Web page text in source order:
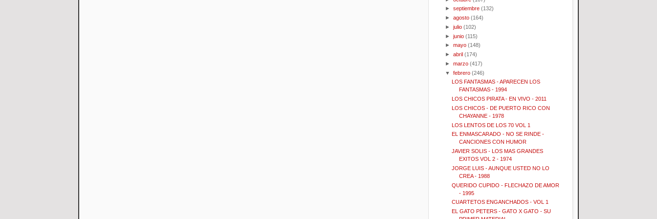
►septiembre (132)
►agosto (164)
►julio (102)
►junio (115)
►mayo (148)
►abril (174)
►marzo (417)
▼febrero (246)
LOS FANTASMAS - APARECEN LOS
FANTASMAS - 1994
LOS CHICOS PIRATA - EN VIVO - 2011
LOS CHICOS - DE PUERTO RICO CON
CHAYANNE - 1978
LOS LENTOS DE LOS 70 VOL 1
EL ENMASCARADO - NO SE RINDE -
CANCIONES CON HUMOR
JAVIER SOLIS - LOS MAS GRANDES
EXITOS VOL 2 - 1974
JORGE LUIS - AUNQUE USTED NO LO
CREA - 1988
QUERIDO CUPIDO - FLECHAZO DE AMOR
- 1995
CUARTETOS ENGANCHADOS - VOL 1
EL GATO PETERS - GATO X GATO - SU